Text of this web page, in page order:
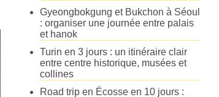
Gyeongbokgung et Bukchon à Séoul
: organiser une journée entre palais
et hanok
Turin en 3 jours : un itinéraire clair
entre centre historique, musées et
collines
Road trip en Écosse en 10 jours :